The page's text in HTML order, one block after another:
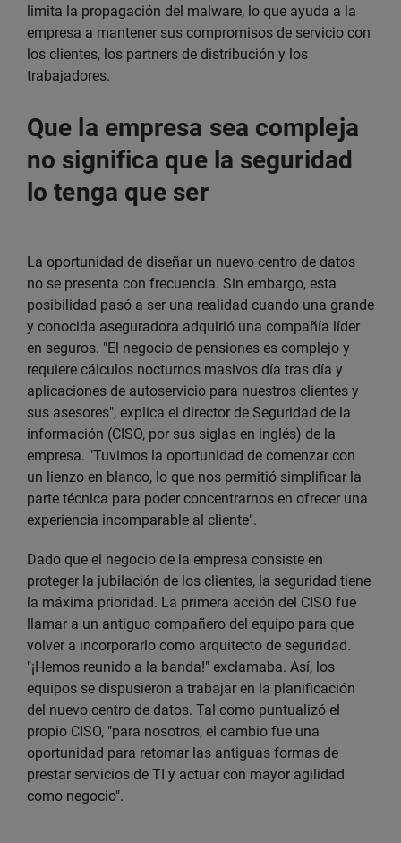
limita la propagación del malware, lo que ayuda a la
empresa a mantener sus compromisos de servicio con
los clientes, los partners de distribución y los
trabajadores.
Que la empresa sea compleja
no significa que la seguridad
lo tenga que ser
La oportunidad de diseñar un nuevo centro de datos
no se presenta con frecuencia. Sin embargo, esta
posibilidad pasó a ser una realidad cuando una grande
y conocida aseguradora adquirió una compañía líder
en seguros. "El negocio de pensiones es complejo y
requiere cálculos nocturnos masivos día tras día y
aplicaciones de autoservicio para nuestros clientes y
sus asesores", explica el director de Seguridad de la
información (CISO, por sus siglas en inglés) de la
empresa. "Tuvimos la oportunidad de comenzar con
un lienzo en blanco, lo que nos permitió simplificar la
parte técnica para poder concentrarnos en ofrecer una
experiencia incomparable al cliente".
Dado que el negocio de la empresa consiste en
proteger la jubilación de los clientes, la seguridad tiene
la máxima prioridad. La primera acción del CISO fue
llamar a un antiguo compañero del equipo para que
volver a incorporarlo como arquitecto de seguridad.
"¡Hemos reunido a la banda!" exclamaba. Así, los
equipos se dispusieron a trabajar en la planificación
del nuevo centro de datos. Tal como puntualizó el
propio CISO, "para nosotros, el cambio fue una
oportunidad para retomar las antiguas formas de
prestar servicios de TI y actuar con mayor agilidad
como negocio".